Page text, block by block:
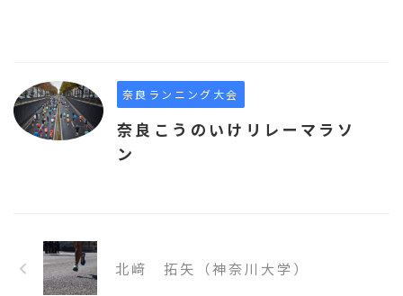
奈良ランニング大会
奈良こうのいけリレーマラソ
ン
北﨑 拓矢（神奈川大学）